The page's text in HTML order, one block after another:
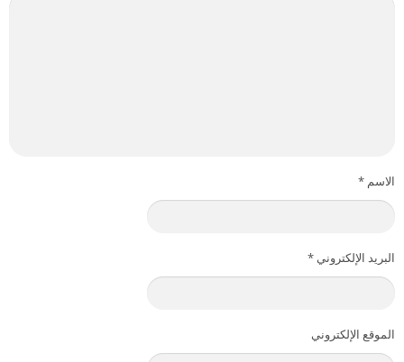
الاسم *
البريد الإلكتروني *
الموقع الإلكتروني